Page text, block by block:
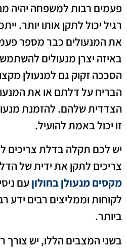
פעמים רבות למשפחה יהיה
רגיל יכול לתקן אותו יותר.
את המנעולים כבר מספר
באיזה יצרן מנעולים
הסככה זקוק גם למנעולן
הבריח על דלתם או את
הצדדית שלהם. להזמנת
זו יכול באמת להועיל.
יש לכם תקלה בדלת צריכים
צריכים לתקן את ידית של
מקסים מנעולן בחולון עם
לקוחות וממליצים רבים ידע
ביותר.
בשני המצבים הללו, יש צורך